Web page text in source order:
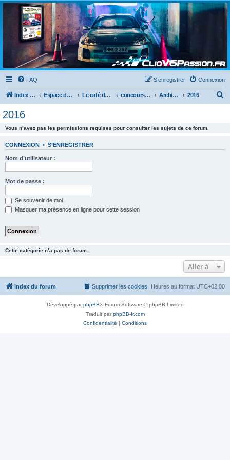
Clio V6 Passion
Le site français des passionnés de Clio V6
FAQ Connexion
S’enregistrer
Index du forum Espace détente Le café du clio V6 concours photos Archives des années précédentes 2016
2016
Vous n’avez pas les permissions requises pour consulter les sujets de ce forum.
CONNEXION • S’ENREGISTRER
Nom d’utilisateur :
Mot de passe :
Se souvenir de moi
Masquer ma présence en ligne pour cette session
Cette catégorie n’a pas de forum.
Aller à
Index du forum Heures au format UTC+02:00
Supprimer les cookies
Développé parphpBB® Forum Software © phpBB Limited
Traduit parphpBB-fr.com
Confidentialité | Conditions